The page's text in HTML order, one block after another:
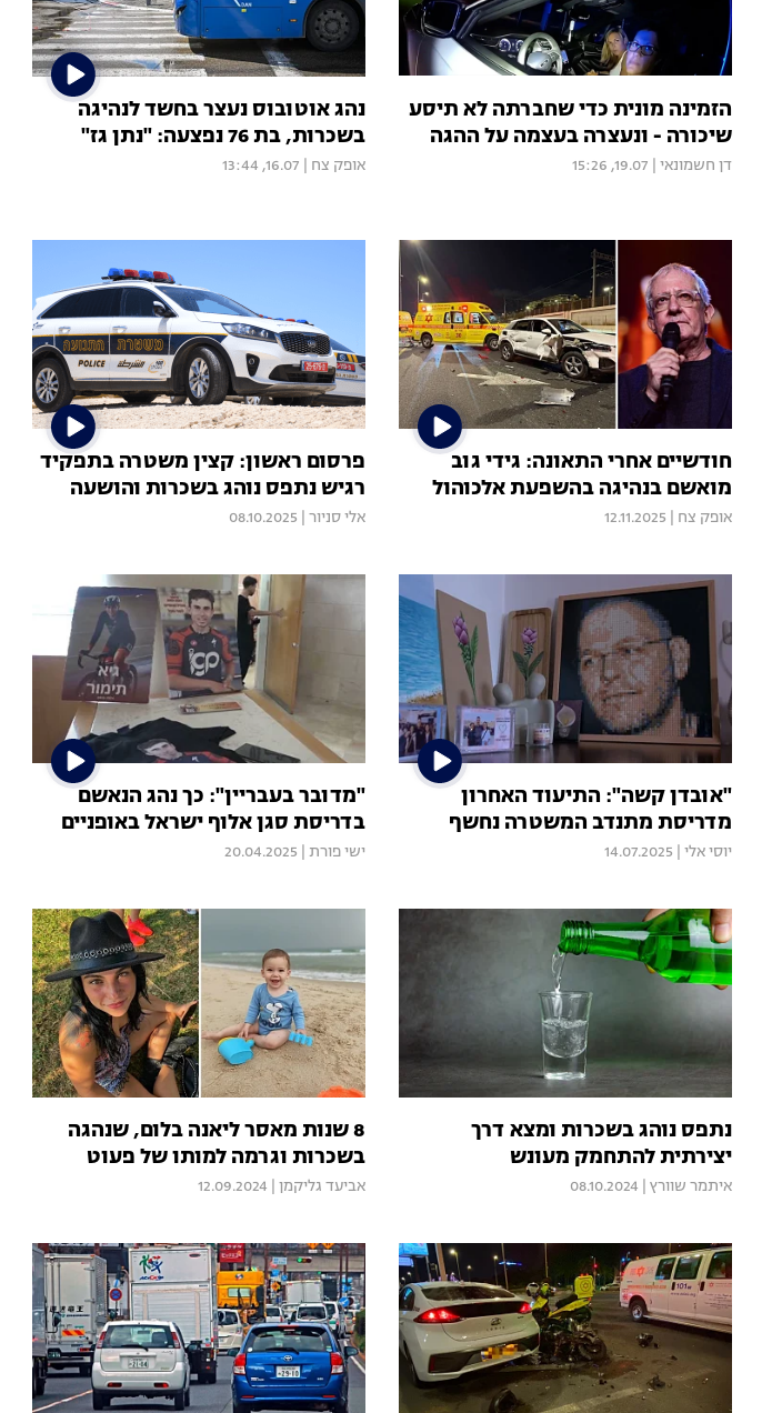
הזמינה מונית כדי שחברתה לא תיסע
שיכורה - ונעצרה בעצמה על ההגה
דן חשמונאי 19.07, 15:26
נהג אוטובוס נעצר בחשד לנהיגה
בשכרות, בת 76 נפצעה: "נתן גז"
אופק צח 16.07, 13:44
חודשיים אחרי התאונה: גידי גוב
מואשם בנהיגה בהשפעת אלכוהול
אופק צח 12.11.2025
פרסום ראשון: קצין משטרה בתפקיד
רגיש נתפס נוהג בשכרות והושעה
אלי סניור 08.10.2025
"אובדן קשה": התיעוד האחרון
מדריסת מתנדב המשטרה נחשף
יוסי אלי 14.07.2025
"מדובר בעבריין": כך נהג הנאשם
בדריסת סגן אלוף ישראל באופניים
ישי פורת 20.04.2025
נתפס נוהג בשכרות ומצא דרך
יצירתית להתחמק מעונש
איתמר שוורץ 08.10.2024
8 שנות מאסר ליאנה בלום, שנהגה
בשכרות וגרמה למותו של פעוט
אביעד גליקמן 12.09.2024